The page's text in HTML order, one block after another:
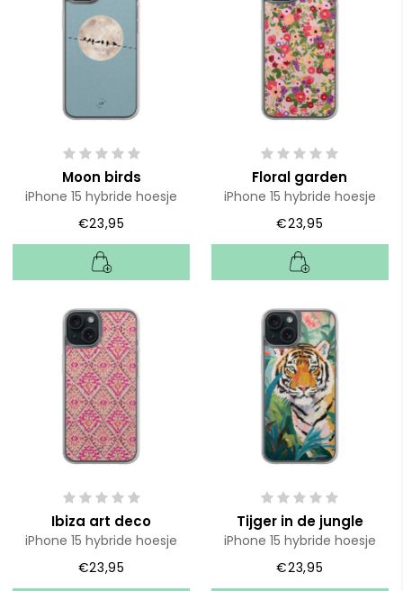
Moon birds
iPhone 15 hybride hoesje
€23,95
Floral garden
iPhone 15 hybride hoesje
€23,95
Ibiza art deco
iPhone 15 hybride hoesje
€23,95
Tijger in de jungle
iPhone 15 hybride hoesje
€23,95